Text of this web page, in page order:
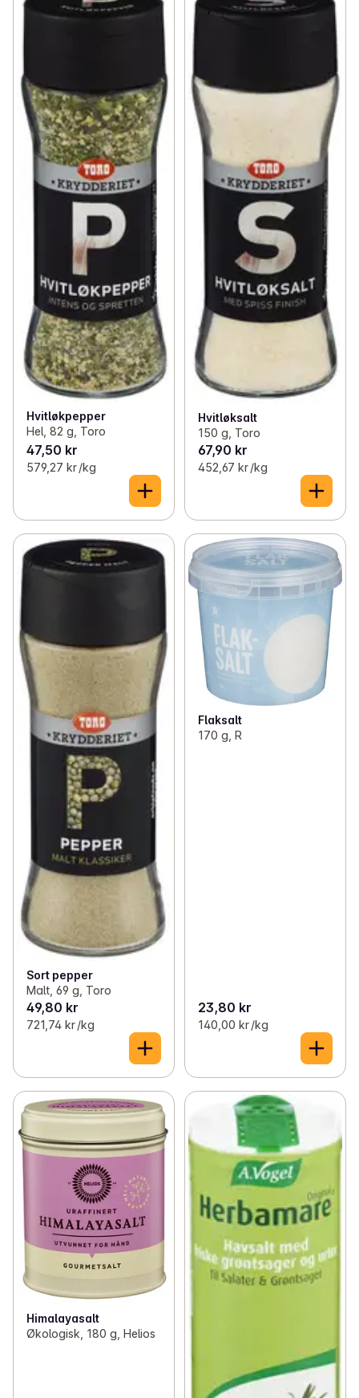
Hvitløkpepper
Hel, 82 g, Toro
47,50 kr
579,27 kr /kg
Hvitløksalt
150 g, Toro
67,90 kr
452,67 kr /kg
Sort pepper
Malt, 69 g, Toro
49,80 kr
721,74 kr /kg
Flaksalt
170 g, R
23,80 kr
140,00 kr /kg
Himalayasalt
Økologisk, 180 g, Helios